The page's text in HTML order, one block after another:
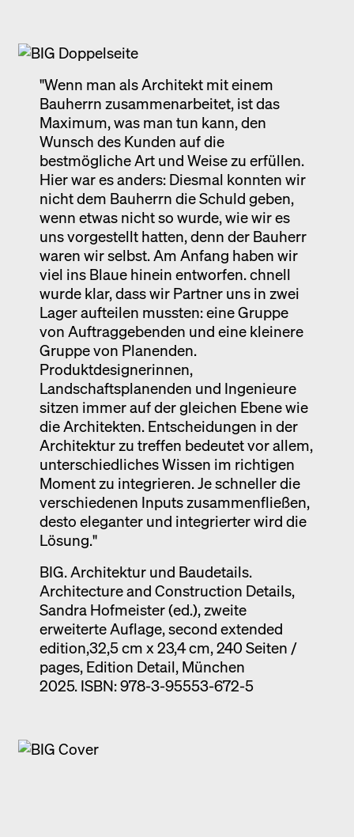
"Wenn man als Architekt mit einem
Bauherrn zusammenarbeitet, ist das
Maximum, was man tun kann, den
Wunsch des Kunden auf die
bestmögliche Art und Weise zu erfüllen.
Hier war es anders: Diesmal konnten wir
nicht dem Bauherrn die Schuld geben,
wenn etwas nicht so wurde, wie wir es
uns vorgestellt hatten, denn der Bauherr
waren wir selbst. Am Anfang haben wir
viel ins Blaue hinein entworfen. chnell
wurde klar, dass wir Partner uns in zwei
Lager aufteilen mussten: eine Gruppe
von Auftraggebenden und eine kleinere
Gruppe von Planenden.
Produktdesignerinnen,
Landschaftsplanenden und Ingenieure
sitzen immer auf der gleichen Ebene wie
die Architekten. Entscheidungen in der
Architektur zu treffen bedeutet vor allem,
unterschiedliches Wissen im richtigen
Moment zu integrieren. Je schneller die
verschiedenen Inputs zusammenfließen,
desto eleganter und integrierter wird die
Lösung."
BIG. Architektur und Baudetails.
Architecture and Construction Details,
Sandra Hofmeister (ed.), zweite
erweiterte Auflage, second extended
edition,32,5 cm x 23,4 cm, 240 Seiten /
pages, Edition Detail, München
2025. ISBN: 978-3-95553-672-5